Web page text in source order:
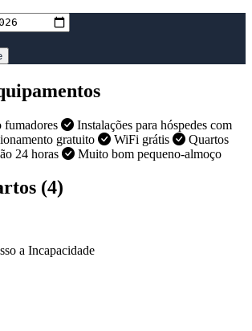
fumadores
Instalações para hóspedes com
gratuito WiFi grátis
Quartos
24 horas Muito bom pequeno-almoço
(4)
a Incapacidade